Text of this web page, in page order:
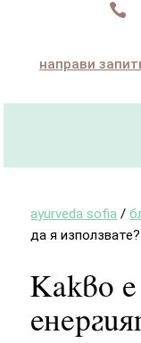

направи
ayurveda sofia /
да я използвате?
Какво